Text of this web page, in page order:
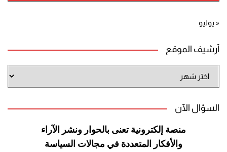
« يوليو
أرشيف الموقع
الموقع
السؤال الآن
منصة إلكترونية تعنى بالحوار ونشر الآراء
والأفكار المتعددة في مجالات السياسة